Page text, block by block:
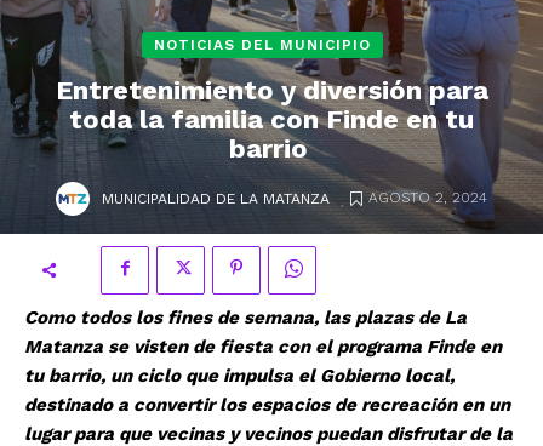
NOTICIAS DEL MUNICIPIO
Entretenimiento y diversión para
toda la familia con Finde en tu
barrio
MUNICIPALIDAD DE LA MATANZA . AGOSTO 2, 2024
Como todos los fines de semana, las plazas de La
Matanza se visten de fiesta con el programa Finde en
tu barrio, un ciclo que impulsa el Gobierno local,
destinado a convertir los espacios de recreación en un
lugar para que vecinas y vecinos puedan disfrutar de la